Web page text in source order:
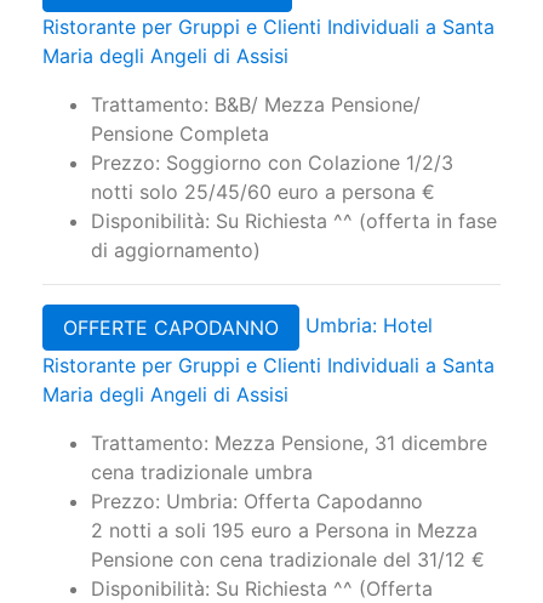
Ristorante per Gruppi e Clienti Individuali a Santa
Maria degli Angeli di Assisi
Trattamento: B&B/ Mezza Pensione/
Pensione Completa
Prezzo: Soggiorno con Colazione 1/2/3
notti solo 25/45/60 euro a persona €
Disponibilità: Su Richiesta ^^ (offerta in fase
di aggiornamento)
OFFERTE CAPODANNO
Umbria: Hotel
Ristorante per Gruppi e Clienti Individuali a Santa
Maria degli Angeli di Assisi
Trattamento: Mezza Pensione, 31 dicembre
cena tradizionale umbra
Prezzo: Umbria: Offerta Capodanno
2 notti a soli 195 euro a Persona in Mezza
Pensione con cena tradizionale del 31/12 €
Disponibilità: Su Richiesta ^^ (Offerta